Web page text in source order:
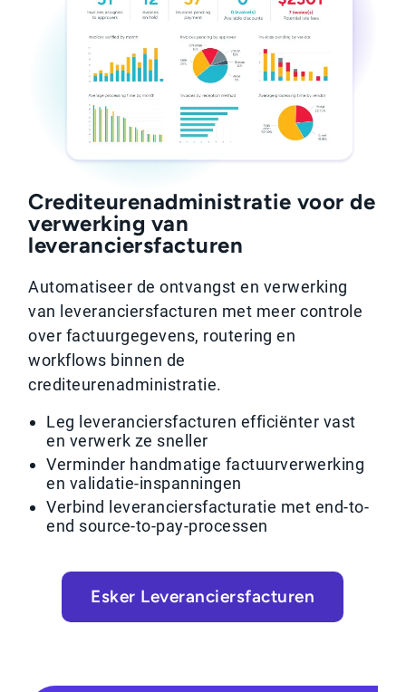
Crediteurenadministratie voor de
verwerking van
leveranciersfacturen
Automatiseer de ontvangst en verwerking
van leveranciersfacturen met meer controle
over factuurgegevens, routering en
workflows binnen de
crediteurenadministratie.
Leg leveranciersfacturen efficiënter vast
en verwerk ze sneller
Verminder handmatige factuurverwerking
en validatie-inspanningen
Verbind leveranciersfacturatie met end-to-
end source-to-pay-processen
Esker Leveranciersfacturen